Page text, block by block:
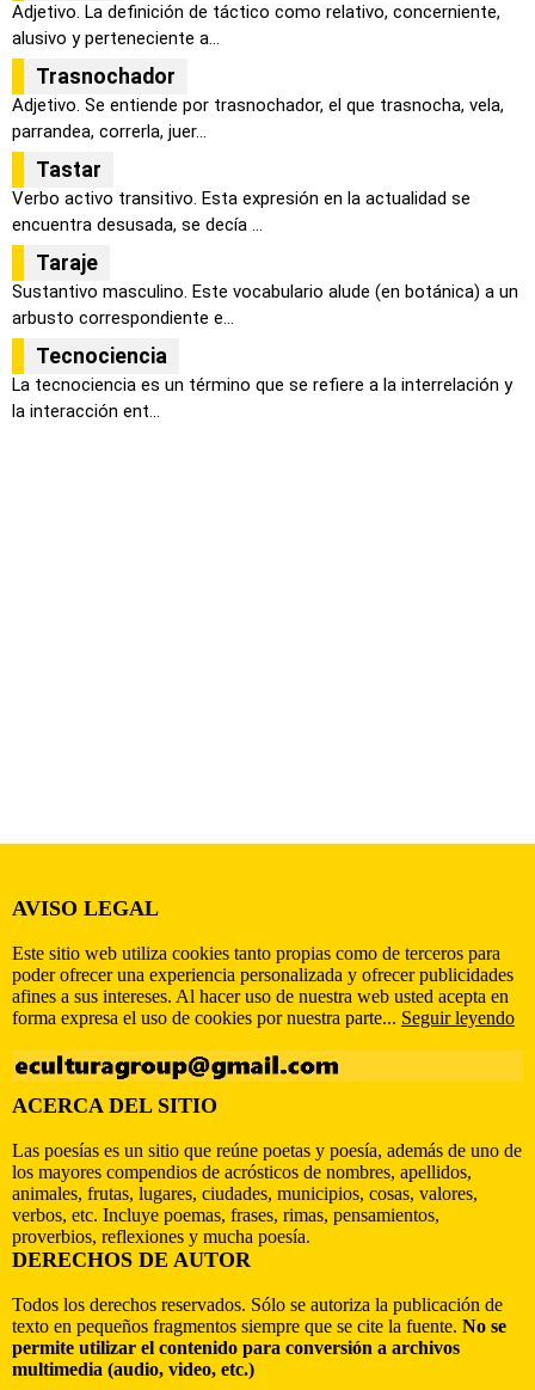
Adjetivo. La definición de táctico como relativo, concerniente,
alusivo y perteneciente a...
Trasnochador
Adjetivo. Se entiende por trasnochador, el que trasnocha, vela,
parrandea, correrla, juer...
Tastar
Verbo activo transitivo. Esta expresión en la actualidad se
encuentra desusada, se decía ...
Taraje
Sustantivo masculino. Este vocabulario alude (en botánica) a un
arbusto correspondiente e...
Tecnociencia
La tecnociencia es un término que se refiere a la interrelación y
la interacción ent...
AVISO LEGAL
Este sitio web utiliza cookies tanto propias como de terceros para
poder ofrecer una experiencia personalizada y ofrecer publicidades
afines a sus intereses. Al hacer uso de nuestra web usted acepta en
forma expresa el uso de cookies por nuestra parte... Seguir leyendo
ACERCA DEL SITIO
Las poesías es un sitio que reúne poetas y poesía, además de uno de
los mayores compendios de acrósticos de nombres, apellidos,
animales, frutas, lugares, ciudades, municipios, cosas, valores,
verbos, etc. Incluye poemas, frases, rimas, pensamientos,
proverbios, reflexiones y mucha poesía.
DERECHOS DE AUTOR
Todos los derechos reservados. Sólo se autoriza la publicación de
texto en pequeños fragmentos siempre que se cite la fuente. No se
permite utilizar el contenido para conversión a archivos
multimedia (audio, video, etc.)